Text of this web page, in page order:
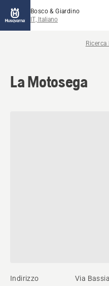
Bosco & Giardino
IT, Italiano
La Motosega
Indirizzo
Via